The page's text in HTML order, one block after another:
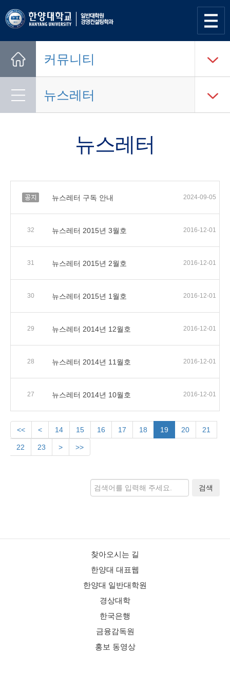
사이트
커뮤니티
뉴스레터
뉴스레터
공지 뉴스레터 구독 안내 2024-09-05
32 뉴스레터 2015년 3월호 2016-12-01
31 뉴스레터 2015년 2월호 2016-12-01
30 뉴스레터 2015년 1월호 2016-12-01
29 뉴스레터 2014년 12월호 2016-12-01
28 뉴스레터 2014년 11월호 2016-12-01
27 뉴스레터 2014년 10월호 2016-12-01
<< < 14 15 16 17 18 19 20 21
22 23 > >>
검색
찾아오시는 길
한양대 대표웹
한양대 일반대학원
경상대학
한국은행
금융감독원
홍보 동영상